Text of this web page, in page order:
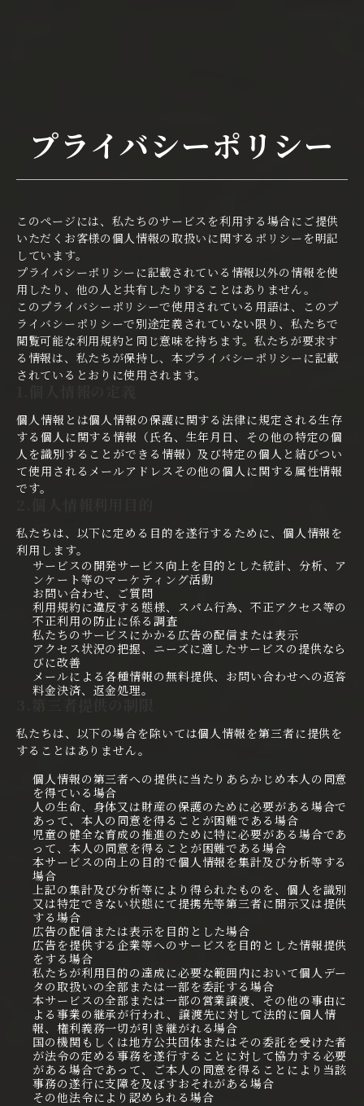
プライバシーポリシー
このページには、私たちのサービスを利用する場合にご提供
いただくお客様の個人情報の取扱いに関するポリシーを明記
しています。
プライバシーポリシーに記載されている情報以外の情報を使
用したり、他の人と共有したりすることはありません。
このプライバシーポリシーで使用されている用語は、このプ
ライバシーポリシーで別途定義されていない限り、私たちで
閲覧可能な利用規約と同じ意味を持ちます。私たちが要求す
る情報は、私たちが保持し、本プライバシーポリシーに記載
されているとおりに使用されます。
個人情報とは個人情報の保護に関する法律に規定される生存
する個人に関する情報（氏名、生年月日、その他の特定の個
人を識別することができる情報）及び特定の個人と結びつい
て使用されるメールアドレスその他の個人に関する属性情報
です。
私たちは、以下に定める目的を遂行するために、個人情報を
利用します。
サービスの開発サービス向上を目的とした統計、分析、ア
ンケート等のマーケティング活動
お問い合わせ、ご質問
利用規約に違反する態様、スパム行為、不正アクセス等の
不正利用の防止に係る調査
私たちのサービスにかかる広告の配信または表示
アクセス状況の把握、ニーズに適したサービスの提供なら
びに改善
メールによる各種情報の無料提供、お問い合わせへの返答
料金決済、返金処理。
私たちは、以下の場合を除いては個人情報を第三者に提供を
することはありません。
個人情報の第三者への提供に当たりあらかじめ本人の同意
を得ている場合
人の生命、身体又は財産の保護のために必要がある場合で
あって、本人の同意を得ることが困難である場合
児童の健全な育成の推進のために特に必要がある場合であ
って、本人の同意を得ることが困難である場合
本サービスの向上の目的で個人情報を集計及び分析等する
場合
上記の集計及び分析等により得られたものを、個人を識別
又は特定できない状態にて提携先等第三者に開示又は提供
する場合
広告の配信または表示を目的とした場合
広告を提供する企業等へのサービスを目的とした情報提供
をする場合
私たちが利用目的の達成に必要な範囲内において個人デー
タの取扱いの全部または一部を委託する場合
本サービスの全部または一部の営業譲渡、その他の事由に
よる事業の継承が行われ、譲渡先に対して法的に個人情
報、権利義務一切が引き継がれる場合
国の機関もしくは地方公共団体またはその委託を受けた者
が法令の定める事務を遂行することに対して協力する必要
がある場合であって、ご本人の同意を得ることにより当該
事務の遂行に支障を及ぼすおそれがある場合
その他法令により認められる場合